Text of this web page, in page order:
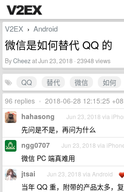
V2EX › Android
微信是如何替代 QQ 的
ByCheezat Jun 23, 2018 · 23948 views
QQ 替代 微信
如何
96 replies • 2018-06-28 12:15:25
hahasong Jun 23, 2018 via
先问是不是，再问为什么
ngg0707 Jun 23, 2018 via
微信 PC 端真难用
jtsai Jun 23, 2018 via Android
当年 QQ 重，附带的产品太多，